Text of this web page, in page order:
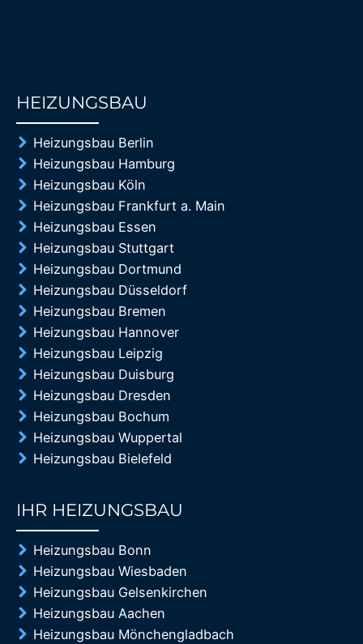
HEIZUNGSBAU
Heizungsbau Berlin
Heizungsbau Hamburg
Heizungsbau Köln
Heizungsbau Frankfurt a. Main
Heizungsbau Essen
Heizungsbau Stuttgart
Heizungsbau Dortmund
Heizungsbau Düsseldorf
Heizungsbau Bremen
Heizungsbau Hannover
Heizungsbau Leipzig
Heizungsbau Duisburg
Heizungsbau Dresden
Heizungsbau Bochum
Heizungsbau Wuppertal
Heizungsbau Bielefeld
IHR HEIZUNGSBAU
Heizungsbau Bonn
Heizungsbau Wiesbaden
Heizungsbau Gelsenkirchen
Heizungsbau Aachen
Heizungsbau Mönchengladbach